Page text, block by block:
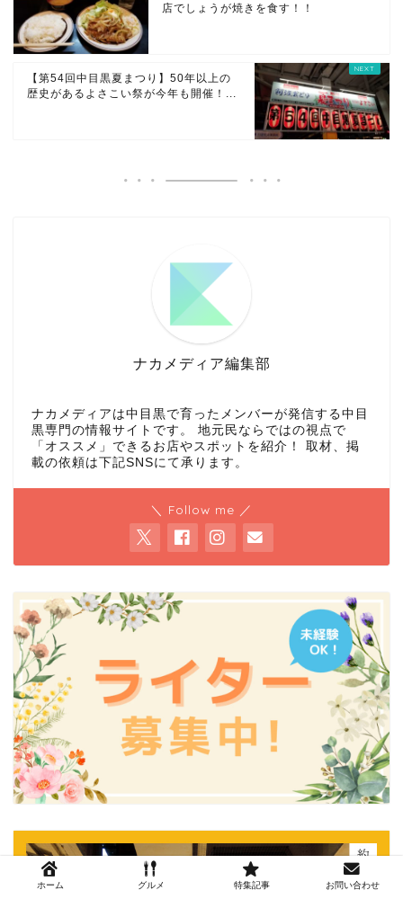
店でしょうが焼きを食す！！
【第54回中目黒夏まつり】50年以上の
歴史があるよさこい祭が今年も開催！...
ナカメディア編集部
ナカメディアは中目黒で育ったメンバーが発信する中目
黒専門の情報サイトです。 地元民ならではの視点で
「オススメ」できるお店やスポットを紹介！ 取材、掲
載の依頼は下記SNSにて承ります。
＼ Follow me ／
ホーム グルメ 特集記事 お問い合わせ